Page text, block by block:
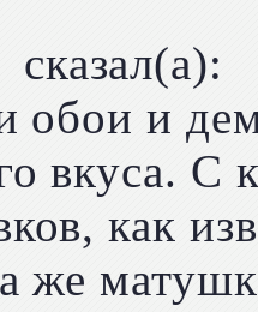
сказал(а):
обои и
вкуса. С
как
же